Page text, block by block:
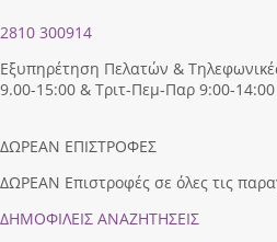
2810 300914
Εξυπηρέτηση Πελατών &
9.00-15:00 & Τριτ-Πεμ-Παρ 9:00-
ΔΩΡΕΑΝ ΕΠΙΣΤΡΟΦΕΣ
ΔΩΡΕΑΝ Επιστροφές σε όλες τις
ΔΗΜΟΦΙΛEIΣ ΑΝΑΖΗΤΗΣΕΙΣ